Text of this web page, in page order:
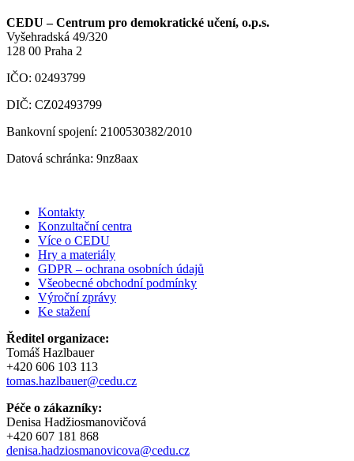
CEDU – Centrum pro demokratické učení, o.p.s.
Vyšehradská 49/320
128 00 Praha 2
IČO: 02493799
DIČ: CZ02493799
Bankovní spojení: 2100530382/2010
Datová schránka: 9nz8aax
Kontakty
Konzultační centra
Více o CEDU
Hry a materiály
GDPR – ochrana osobních údajů
Všeobecné obchodní podmínky
Výroční zprávy
Ke stažení
Ředitel organizace:
Tomáš Hazlbauer
+420 606 103 113
tomas.hazlbauer@cedu.cz
Péče o zákazníky:
Denisa Hadžiosmanovičová
+420 607 181 868
denisa.hadziosmanovicova@cedu.cz